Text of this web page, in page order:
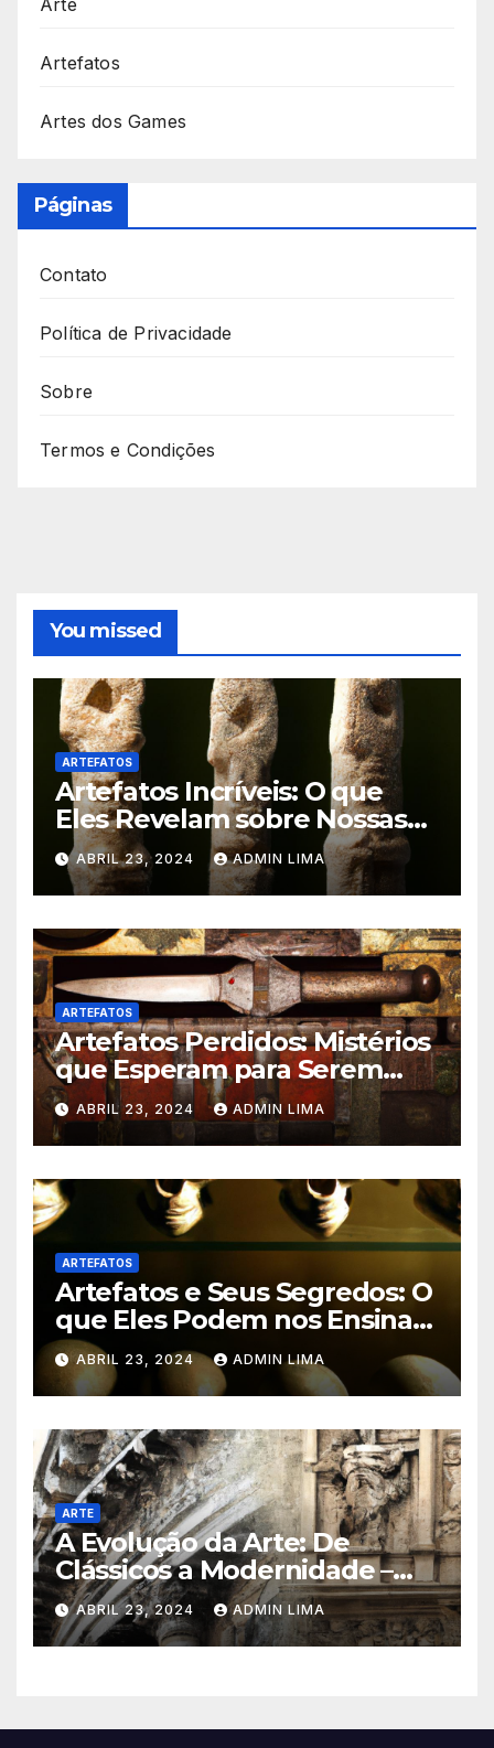
Artefatos
Artes dos Games
Páginas
Contato
Política de Privacidade
Sobre
Termos e Condições
You missed
ARTEFATOS
Artefatos Incríveis: O que
Eles Revelam sobre Nossas
Raízes? Confira!
ABRIL 23, 2024 ADMIN LIMA
ARTEFATOS
Artefatos Perdidos: Mistérios
que Esperam para Serem
Revelados – Venha Conhecer!
ABRIL 23, 2024 ADMIN LIMA
ARTEFATOS
Artefatos e Seus Segredos: O
que Eles Podem nos Ensinar?
Descubra!
ABRIL 23, 2024 ADMIN LIMA
ARTE
A Evolução da Arte: De
Clássicos a Modernidade –
Venha Conhecer!
ABRIL 23, 2024 ADMIN LIMA